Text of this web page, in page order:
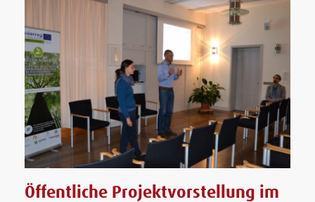
Öffentliche Projektvorstellung im